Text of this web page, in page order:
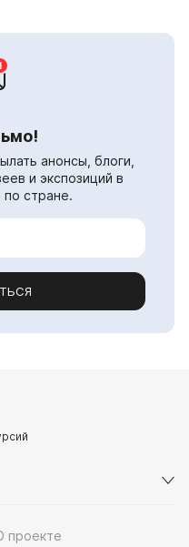
анонсы, блоги,
и экспозиций в
стране.
проекте